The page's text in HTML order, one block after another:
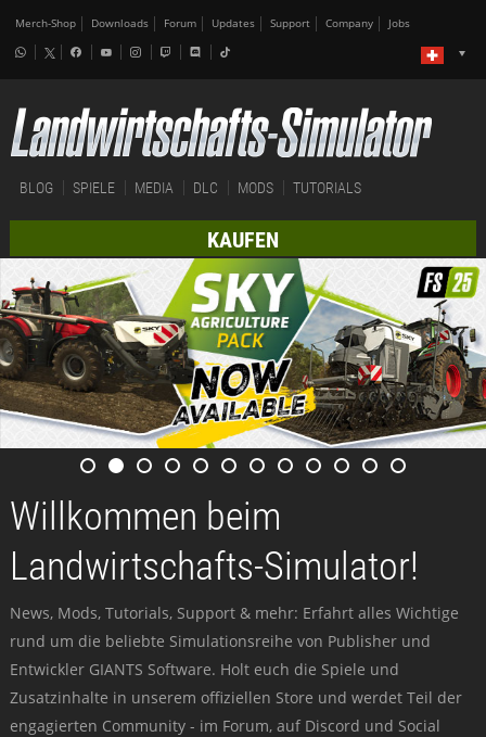
Merch-Shop Downloads Forum Updates Support Company Jobs
BLOG SPIELE MEDIA DLC MODS TUTORIALS
KAUFEN
Willkommen beim
Landwirtschafts-Simulator!
News, Mods, Tutorials, Support & mehr: Erfahrt alles Wichtige
rund um die beliebte Simulationsreihe von Publisher und
Entwickler GIANTS Software. Holt euch die Spiele und
Zusatzinhalte in unserem offiziellen Store und werdet Teil der
engagierten Community - im Forum, auf Discord und Social